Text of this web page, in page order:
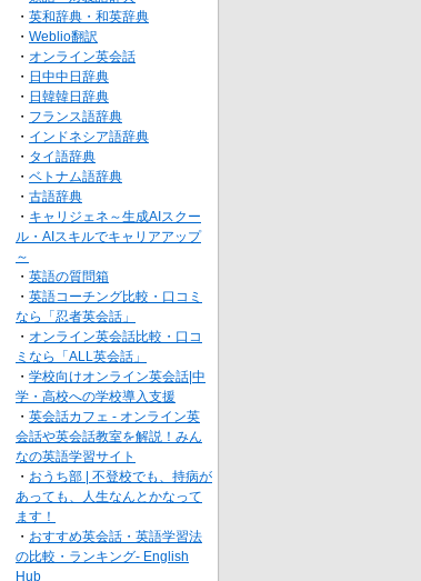
・ 英和辞典・和英辞典
・ Weblio翻訳
・ オンライン英会話
・ 日中中日辞典
・ 日韓韓日辞典
・ フランス語辞典
・ インドネシア語辞典
・ タイ語辞典
・ ベトナム語辞典
・ 古語辞典
・ キャリジェネ～生成AIスクー
ル・AIスキルでキャリアアップ
～
・ 英語の質問箱
・ 英語コーチング比較・口コミ
なら「忍者英会話」
・ オンライン英会話比較・口コ
ミなら「ALL英会話」
・ 学校向けオンライン英会話|中
学・高校への学校導入支援
・ 英会話カフェ - オンライン英
会話や英会話教室を解説！みん
なの英語学習サイト
・ おうち部 | 不登校でも、持病が
あっても、人生なんとかなって
ます！
・ おすすめ英会話・英語学習法
の比較・ランキング- English
Hub